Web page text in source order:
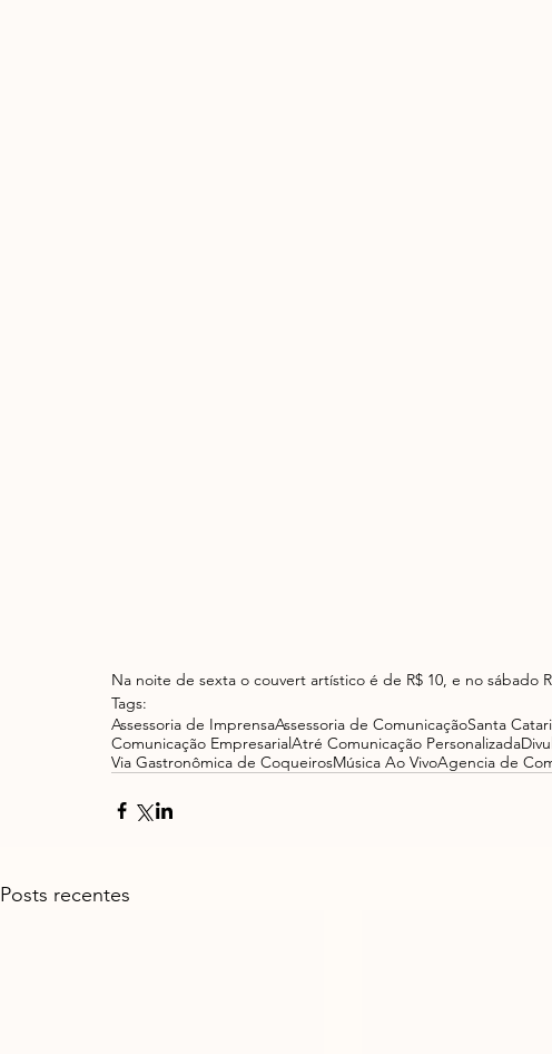
Na noite de sexta o couvert artístico é de R$ 10, e no sábado
Tags:
Assessoria de ImprensaAssessoria de ComunicaçãoSanta
Comunicação EmpresarialAtré Comunicação Personalizada
Via Gastronômica de CoqueirosMúsica Ao VivoAgencia de
Posts recentes